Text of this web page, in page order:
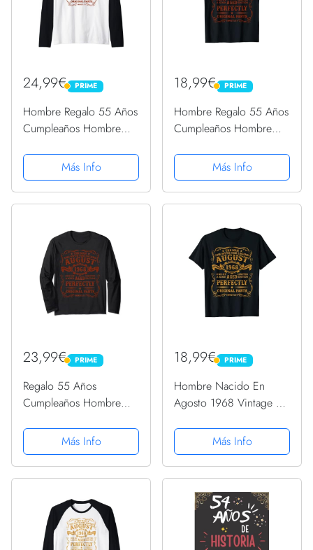
24,99€ PRIME
PRIME
Hombre Regalo 55 Años
Cumpleaños Hombre
Camiseta Manga Raglan
Más Info
18,99€ PRIME
PRIME
Hombre Regalo 55 Años
Cumpleaños Hombre
CamisetaMás Info
23,99€ PRIME
PRIME
Regalo 55 Años
Cumpleaños Hombre
Manga LargaMás Info
18,99€ PRIME
PRIME
Hombre Nacido En
Agosto 1968 Vintage 55
CamisetaMás Info